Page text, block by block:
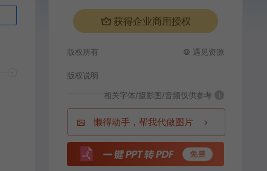
获得企业商用授权
版权所有 © 遇见资源
版权说明
相关字体/摄影图/音频仅供参考 i
懒得动手，帮我代做图片